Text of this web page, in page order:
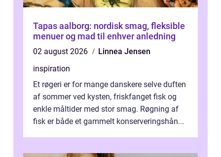
Tapas aalborg: nordisk smag, fleksible
menuer og mad til enhver anledning
02 august 2026
Linnea Jensen
inspiration
Et røgeri er for mange danskere selve duften
af sommer ved kysten, friskfanget fisk og
enkle måltider med stor smag. Røgning af
fisk er både et gammelt konserveringshån...